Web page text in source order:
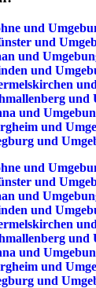
und
und
und
und
und
und
und
und
und
und
und
und
und
und
und
und